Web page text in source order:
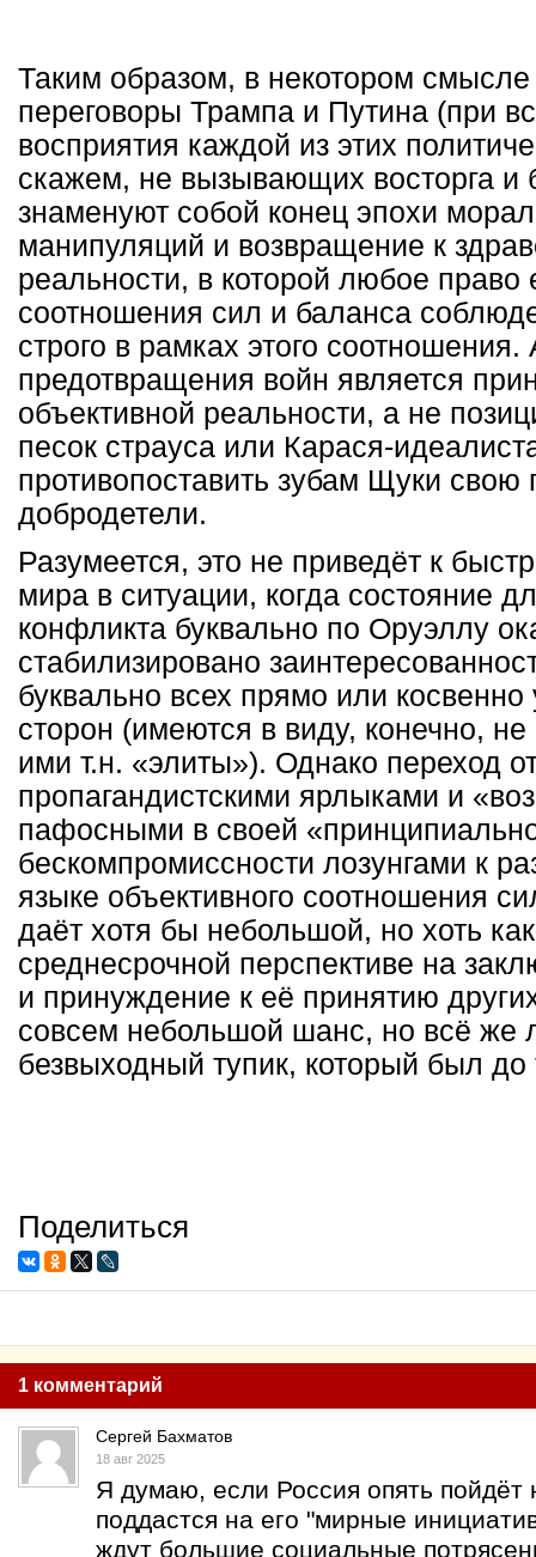
Таким образом, в некотором
переговоры Трампа и Путина (при
восприятия каждой из этих
скажем, не вызывающих восторга и
знаменуют собой конец эпохи
манипуляций и возвращение к
реальности, в которой любое право
соотношения сил и баланса
строго в рамках этого
предотвращения войн является
объективной реальности, а не
песок страуса или Карася-
противопоставить зубам Щуки свою
добродетели.
Разумеется, это не приведёт к
мира в ситуации, когда состояние
конфликта буквально по Оруэллу
стабилизировано
буквально всех прямо или
сторон (имеются в виду, конечно,
ими т.н. «элиты»). Однако переход
пропагандистскими ярлыками и
пафосными в своей
бескомпромиссности лозунгами к
языке объективного соотношения
даёт хотя бы небольшой, но хоть
среднесрочной перспективе на
и принуждение к её принятию
совсем небольшой шанс, но всё же
безвыходный тупик, который был до
Поделиться
1 комментарий
Сергей Бахматов
18 авг 2025
Я думаю, если Россия опять пойдёт
поддастся на его "мирные
ждут большие социальные